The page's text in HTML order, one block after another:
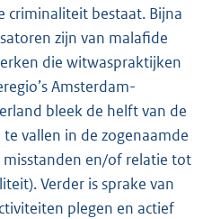
criminaliteit bestaat. Bijna
zijn van malafide
die witwaspraktijken
Amsterdam-
bleek de helft van de
vallen in de zogenaamde
misstanden en/of relatie tot
Verder is sprake van
plegen en actief